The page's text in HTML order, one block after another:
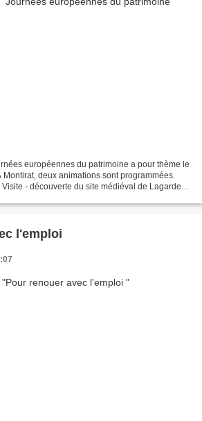
européennes du patrimoine a pour thème le
deux animations sont programmées.
- découverte du site médiéval de Lagarde-
l'emploi